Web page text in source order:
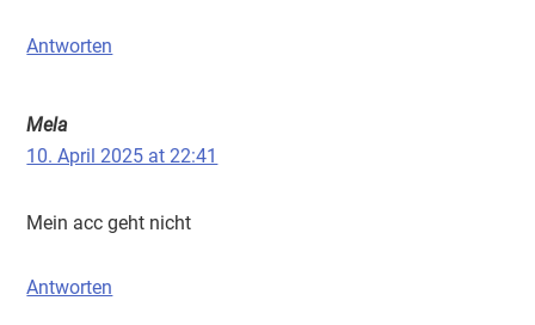
Antworten
Mela
10. April 2025 at 22:41
Mein acc geht nicht
Antworten